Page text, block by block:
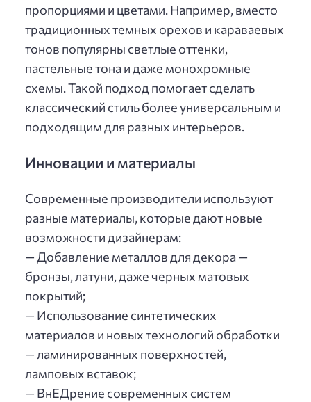
пропорциями и цветами. Например, вместо
традиционных темных орехов и караваевых
тонов популярны светлые оттенки,
пастельные тона и даже монохромные
схемы. Такой подход помогает сделать
классический стиль более универсальным и
подходящим для разных интерьеров.
Инновации и материалы
Современные производители используют
разные материалы, которые дают новые
возможности дизайнерам:
— Добавление металлов для декора —
бронзы, латуни, даже черных матовых
покрытий;
— Использование синтетических
материалов и новых технологий обработки
— ламинированных поверхностей,
ламповых вставок;
— ВнЕДрение современных систем